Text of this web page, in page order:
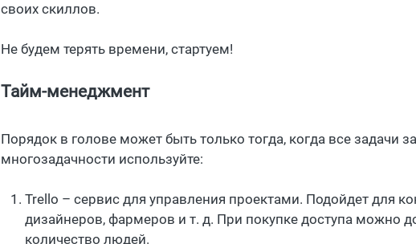
своих скиллов.
Не будем терять времени, стартуем!
Тайм-менеджмент
Порядок в голове может быть только тогда, когда все задачи
многозадачности используйте:
Trello – сервис для управления проектами. Подойдет для
дизайнеров, фармеров и т. д. При покупке доступа можно
количество людей.